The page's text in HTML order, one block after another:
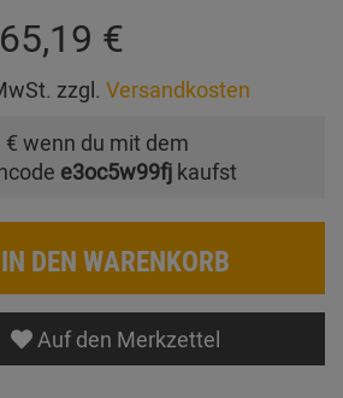
65,19 €
zzgl. Versandkosten
€ wenn du mit dem
e3oc5w99fj kaufst
IN DEN WARENKORB
Auf den Merkzettel